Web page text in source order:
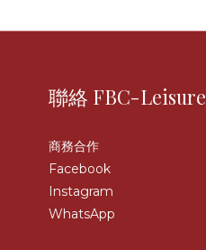
聯絡 FBC-Leisure
商務合作
Facebook
Instagram
WhatsApp